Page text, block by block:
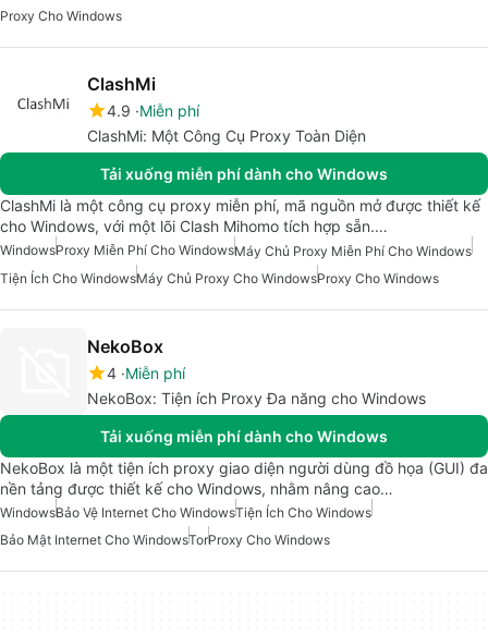
Proxy Cho Windows
ClashMi
4.9 Miễn phí
ClashMi: Một Công Cụ Proxy Toàn Diện
Tải xuống miễn phí dành cho Windows
ClashMi là một công cụ proxy miễn phí, mã nguồn mở được thiết kế
cho Windows, với một lõi Clash Mihomo tích hợp sẵn.…
WindowsProxy Miễn Phí Cho WindowsMáy Chủ Proxy Miễn Phí Cho Windows
Tiện Ích Cho WindowsMáy Chủ Proxy Cho WindowsProxy Cho Windows
NekoBox
4 Miễn phí
NekoBox: Tiện ích Proxy Đa năng cho Windows
Tải xuống miễn phí dành cho Windows
NekoBox là một tiện ích proxy giao diện người dùng đồ họa (GUI) đa
nền tảng được thiết kế cho Windows, nhằm nâng cao…
WindowsBảo Vệ Internet Cho WindowsTiện Ích Cho Windows
Bảo Mật Internet Cho WindowsTorProxy Cho Windows